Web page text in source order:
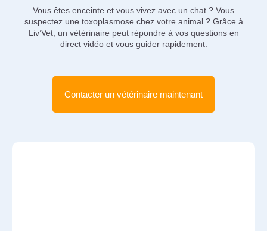
Vous êtes enceinte et vous vivez avec un chat ? Vous
suspectez une toxoplasmose chez votre animal ? Grâce à
Liv’Vet, un vétérinaire peut répondre à vos questions en
direct vidéo et vous guider rapidement.
Contacter un vétérinaire maintenant